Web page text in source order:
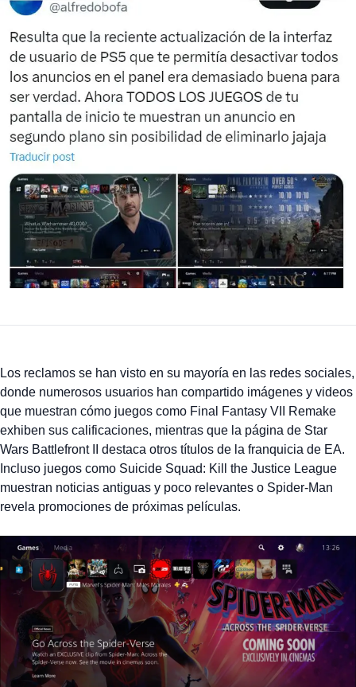
Los reclamos se han visto en su mayoría en las redes sociales,
donde numerosos usuarios han compartido imágenes y videos
que muestran cómo juegos como Final Fantasy VII Remake
exhiben sus calificaciones, mientras que la página de Star
Wars Battlefront II destaca otros títulos de la franquicia de EA.
Incluso juegos como Suicide Squad: Kill the Justice League
muestran noticias antiguas y poco relevantes o Spider-Man
revela promociones de próximas películas.